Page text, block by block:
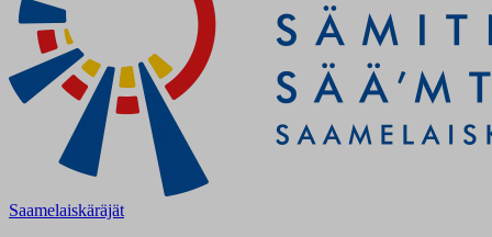
Saamelaiskäräjät